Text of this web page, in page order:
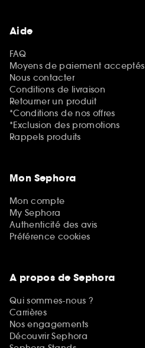
Aide
FAQ
Moyens de paiement acceptés
Nous contacter
Conditions de livraison
Retourner un produit
*Conditions de nos offres
*Exclusion des promotions
Rappels produits
Mon Sephora
Mon compte
My Sephora
Authenticité des avis
Préférence cookies
A propos de Sephora
Qui sommes-nous ?
Carrières
Nos engagements
Découvrir Sephora